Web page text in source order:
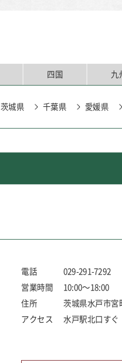
四国 九
茨城県 千葉県 愛媛県
電話
029-291-7292
営業時間
10:00～18:00
住所
茨城県水戸市
アクセス
水戸駅北口すぐ